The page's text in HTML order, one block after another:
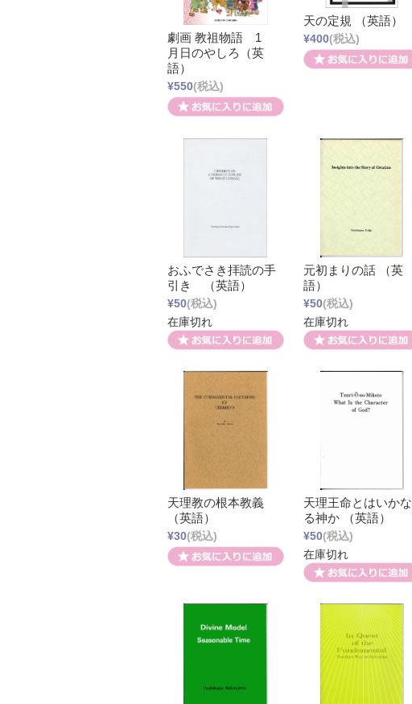
劇画 教祖物語 1
月日のやしろ（英
語）
¥550(税込)
天の定規 （英語）
¥400(税込)
おふでさき拝読の手
引き （英語）
¥50(税込)
在庫切れ
元初まりの話 （英
語）
¥50(税込)
在庫切れ
天理教の根本教義
（英語）
¥30(税込)
天理王命とはいかな
る神か （英語）
¥50(税込)
在庫切れ